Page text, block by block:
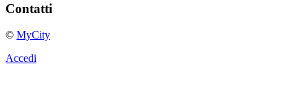
Contatti
© MyCity
Accedi